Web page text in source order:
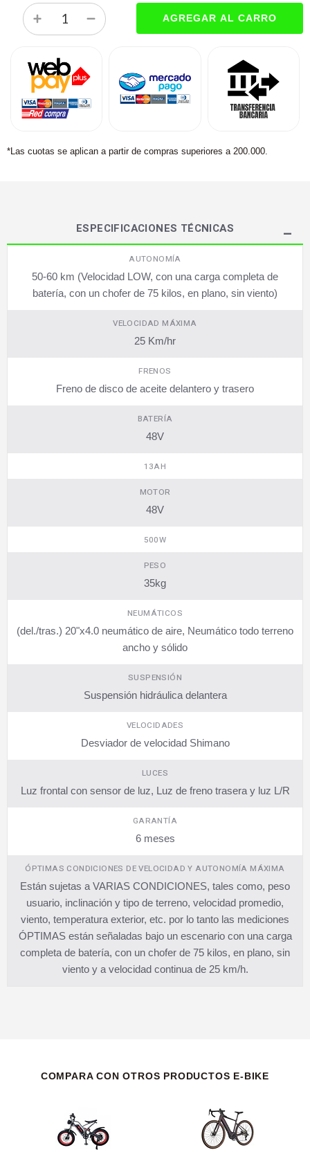
*Las cuotas se aplican a partir de compras superiores a 200.000.
ESPECIFICACIONES TÉCNICAS
AUTONOMÍA
50-60 km (Velocidad LOW, con una carga completa de
batería, con un chofer de 75 kilos, en plano, sin viento)
VELOCIDAD MÁXIMA
25 Km/hr
FRENOS
Freno de disco de aceite delantero y trasero
BATERÍA
48V
13AH
MOTOR
48V
500W
PESO
35kg
NEUMÁTICOS
(del./tras.) 20"x4.0 neumático de aire, Neumático todo terreno
ancho y sólido
SUSPENSIÓN
Suspensión hidráulica delantera
VELOCIDADES
Desviador de velocidad Shimano
LUCES
Luz frontal con sensor de luz, Luz de freno trasera y luz L/R
GARANTÍA
6 meses
ÓPTIMAS CONDICIONES DE VELOCIDAD Y AUTONOMÍA MÁXIMA
Están sujetas a VARIAS CONDICIONES, tales como, peso
usuario, inclinación y tipo de terreno, velocidad promedio,
viento, temperatura exterior, etc. por lo tanto las mediciones
ÓPTIMAS están señaladas bajo un escenario con una carga
completa de batería, con un chofer de 75 kilos, en plano, sin
viento y a velocidad continua de 25 km/h.
COMPARA CON OTROS PRODUCTOS E-BIKE